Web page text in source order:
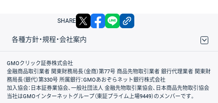
SHARE X facebook
各種方針・規程・会社案内
取引規程・約款
サイトマップ
その他のご案内
個人情報保護方針
最良執行方針
サイトのご利用について
ディスクレイマー
信託保全
リスク説明
会社案内
GMOクリック証券株式会社
金融商品取引業者 関東財務局長（金商）第77号 商品先物取引業者 銀行代理業者 関東財
務局長（銀代）第330号 所属銀行：GMOあおぞらネット銀行株式会社
加入協会：日本証券業協会、一般社団法人 金融先物取引業協会、日本商品先物取引協会
当社はGMOインターネットグループ（東証プライム上場9449）のメンバーです。